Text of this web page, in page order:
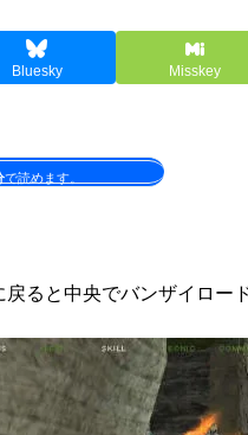
Bluesky Misskey
で読めます。
ると中央でバンザイロー